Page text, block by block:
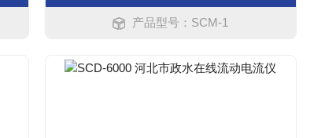
产品型号：SCM-1